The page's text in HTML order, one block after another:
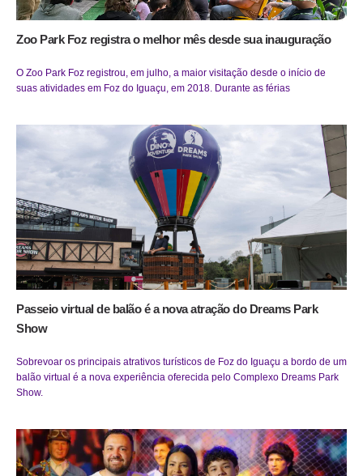
Zoo Park Foz registra o melhor mês desde sua inauguração
O Zoo Park Foz registrou, em julho, a maior visitação desde o início de
suas atividades em Foz do Iguaçu, em 2018. Durante as férias
Passeio virtual de balão é a nova atração do Dreams Park
Show
Sobrevoar os principais atrativos turísticos de Foz do Iguaçu a bordo de um
balão virtual é a nova experiência oferecida pelo Complexo Dreams Park
Show.